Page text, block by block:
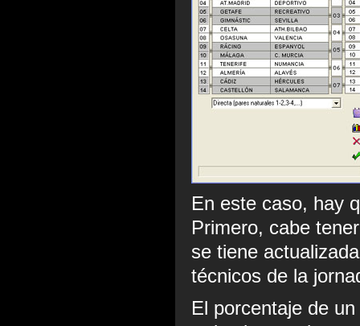
En este caso, hay
Primero, cabe
se tiene
técnicos de la
El porcentaje de